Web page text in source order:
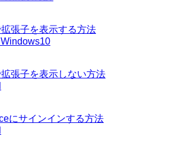
張子を表示する方法
Windows10
張子を表示しない方法
にサインインする方法